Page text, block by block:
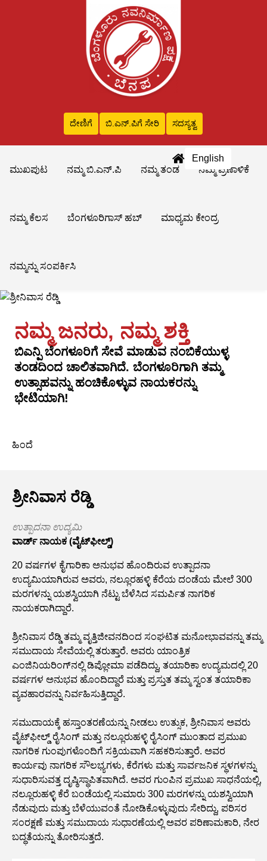
ದೇಣಿಗೆ ಬಿ.ಎನ್‌.ಪಿಗೆ ಸೇರಿ ಸದಸ್ಯತ್ವ
English
ಮುಖಪುಟ
ನಮ್ಮ ಬಿ.ಎನ್.ಪಿ ನಮ್ಮ ತಂಡ ನಮ್ಮ ಪ್ರಣಾಳಿಕೆ
ನಮ್ಮ ಕೆಲಸ ಬೆಂಗಳೂರಿಗಾಸ್ ಹಬ್ ಮಾಧ್ಯಮ ಕೇಂದ್ರ
ನಮ್ಮನ್ನು ಸಂಪರ್ಕಿಸಿ
ನಮ್ಮ ಜನರು, ನಮ್ಮ ಶಕ್ತಿ
ಬಿಎನ್ಪಿ ಬೆಂಗಳೂರಿಗೆ ಸೇವೆ ಮಾಡುವ ನಂಬಿಕೆಯುಳ್ಳ
ತಂಡದಿಂದ ಚಾಲಿತವಾಗಿದೆ. ಬೆಂಗಳೂರಿಗಾಗಿ ತಮ್ಮ
ಉತ್ಸಾಹವನ್ನು ಹಂಚಿಕೊಳ್ಳುವ ನಾಯಕರನ್ನು
ಭೇಟಿಯಾಗಿ!
ಹಿಂದೆ
ಶ್ರೀನಿವಾಸ ರೆಡ್ಡಿ
ಉತ್ಪಾದನಾ ಉದ್ಯಮಿ
ವಾರ್ಡ್ ನಾಯಕ (ವೈಟ್‌ಫೀಲ್ಡ್)
20 ವರ್ಷಗಳ ಕೈಗಾರಿಕಾ ಅನುಭವ ಹೊಂದಿರುವ ಉತ್ಪಾದನಾ
ಉದ್ಯಮಿಯಾಗಿರುವ ಅವರು, ನಲ್ಲೂರಹಳ್ಳಿ ಕೆರೆಯ ದಂಡೆಯ ಮೇಲೆ 300
ಮರಗಳನ್ನು ಯಶಸ್ವಿಯಾಗಿ ನೆಟ್ಟು ಬೆಳೆಸಿದ ಸಮರ್ಪಿತ ನಾಗರಿಕ
ನಾಯಕರಾಗಿದ್ದಾರೆ.
ಶ್ರೀನಿವಾಸ ರೆಡ್ಡಿ ತಮ್ಮ ವೃತ್ತಿಜೀವನದಿಂದ ಸಂಘಟಿತ ಮನೋಭಾವವನ್ನು ತಮ್ಮ
ಸಮುದಾಯ ಸೇವೆಯಲ್ಲಿ ತರುತ್ತಾರೆ. ಅವರು ಯಾಂತ್ರಿಕ
ಎಂಜಿನಿಯರಿಂಗ್‌ನಲ್ಲಿ ಡಿಪ್ಲೋಮಾ ಪಡೆದಿದ್ದು, ತಯಾರಿಕಾ ಉದ್ಯಮದಲ್ಲಿ 20
ವರ್ಷಗಳ ಅನುಭವ ಹೊಂದಿದ್ದಾರೆ ಮತ್ತು ಪ್ರಸ್ತುತ ತಮ್ಮ ಸ್ವಂತ ತಯಾರಿಕಾ
ವ್ಯವಹಾರವನ್ನು ನಿರ್ವಹಿಸುತ್ತಿದ್ದಾರೆ.
ಸಮುದಾಯಕ್ಕೆ ಹಸ್ತಾಂತರಣೆಯನ್ನು ನೀಡಲು ಉತ್ಸುಕ, ಶ್ರೀನಿವಾಸ ಅವರು
ವೈಟ್‌ಫೀಲ್ಡ್ ರೈಸಿಂಗ್ ಮತ್ತು ನಲ್ಲೂರುಹಳ್ಳಿ ರೈಸಿಂಗ್ ಮುಂತಾದ ಪ್ರಮುಖ
ನಾಗರಿಕ ಗುಂಪುಗಳೊಂದಿಗೆ ಸಕ್ರಿಯವಾಗಿ ಸಹಕರಿಸುತ್ತಾರೆ. ಅವರ
ಕಾರ್ಯವು ನಾಗರಿಕ ಸೌಲಭ್ಯಗಳು, ಕೆರೆಗಳು ಮತ್ತು ಸಾರ್ವಜನಿಕ ಸ್ಥಳಗಳನ್ನು
ಸುಧಾರಿಸುವತ್ತ ದೃಷ್ಠಿಸ್ಥಾಪಿತವಾಗಿದೆ. ಅವರ ಗುಂಪಿನ ಪ್ರಮುಖ ಸಾಧನೆಯಲ್ಲಿ,
ನಲ್ಲೂರುಹಳ್ಳಿ ಕೆರೆ ಬಂಡೆಯಲ್ಲಿ ಸುಮಾರು 300 ಮರಗಳನ್ನು ಯಶಸ್ವಿಯಾಗಿ
ನೆಡುವುದು ಮತ್ತು ಬೆಳೆಯುವಂತೆ ನೋಡಿಕೊಳ್ಳುವುದು ಸೇರಿದ್ದು, ಪರಿಸರ
ಸಂರಕ್ಷಣೆ ಮತ್ತು ಸಮುದಾಯ ಸುಧಾರಣೆಯಲ್ಲಿ ಅವರ ಪರಿಣಾಮಕಾರಿ, ನೇರ
ಬದ್ಧತೆಯನ್ನು ತೋರಿಸುತ್ತದೆ.